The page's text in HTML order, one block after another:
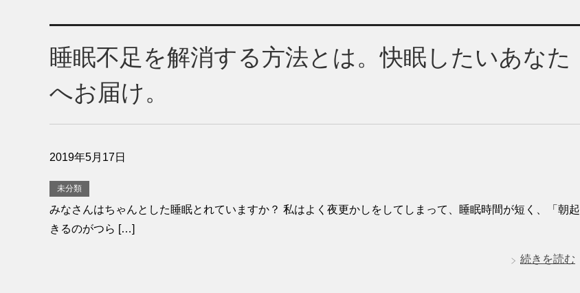
睡眠不足を解消する方法とは。快眠したいあなた
へお届け。
2019年5月17日
未分類
みなさんはちゃんとした睡眠とれていますか？ 私はよく夜更かしをしてしまって、睡眠時間が短く、「朝起
きるのがつら […]
続きを読む